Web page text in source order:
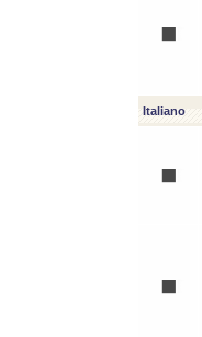
Italiano